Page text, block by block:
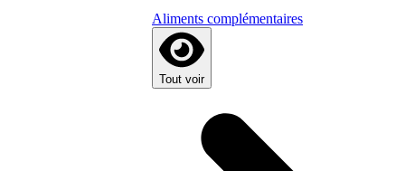
Aliments complémentaires
Tout voir